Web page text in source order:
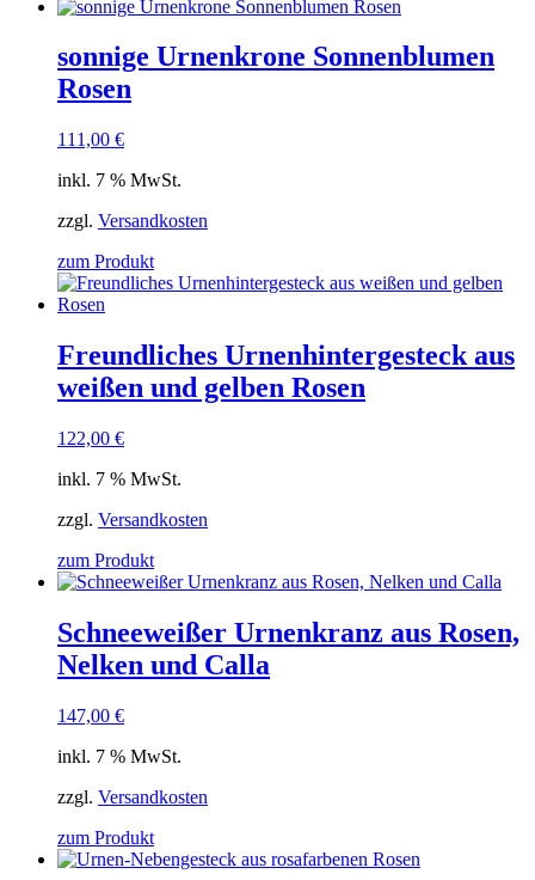
sonnige Urnenkrone Sonnenblumen
Rosen
111,00 €
inkl. 7 % MwSt.
zzgl. Versandkosten
zum Produkt
Freundliches Urnenhintergesteck aus
weißen und gelben Rosen
122,00 €
inkl. 7 % MwSt.
zzgl. Versandkosten
zum Produkt
Schneeweißer Urnenkranz aus Rosen,
Nelken und Calla
147,00 €
inkl. 7 % MwSt.
zzgl. Versandkosten
zum Produkt